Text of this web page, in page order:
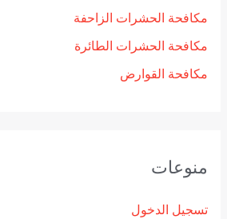
مكافحة الحشرات الزاحفة
مكافحة الحشرات الطائرة
مكافحة القوارض
منوعات
تسجيل الدخول